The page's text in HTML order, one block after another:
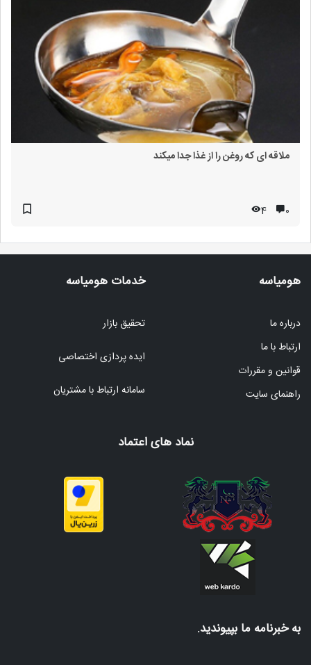
ملاقه ای که روغن را از غذا جدا میکند
۰ 4
هومیاسه
درباره ما
ارتباط با ما
قوانین و مقررات
راهنمای سایت
خدمات هومیاسه
تحقیق بازار
ایده پردازی اختصاصی
سامانه ارتباط با مشتریان
نماد های اعتماد
به خبرنامه ما بپیوندید.